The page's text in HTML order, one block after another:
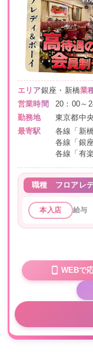
エリア銀座・新橋業
営業時間
20：00～
勤務地
東京都中
最寄駅
各線「新
各線「銀
各線「有
職種 フロアレ
本入店 給与
WEBで